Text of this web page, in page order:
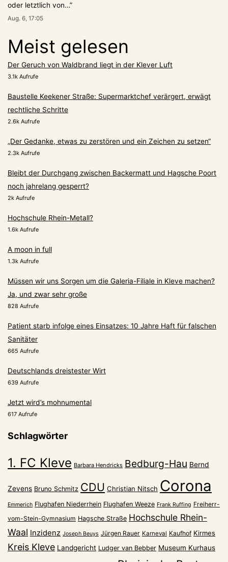
oder letztlich von…”
Aug. 6, 17:05
Meist gelesen
Der Geruch von Waldbrand liegt in der Klever Luft
3.1k Aufrufe
Baustelle Keekener Straße: Supermarktchef verärgert, erwägt
rechtliche Schritte
2.6k Aufrufe
„Der Gedanke, etwas zu zerstören und ein Zeichen zu setzen“
2.3k Aufrufe
Bleibt der Durchgang zwischen Backermatt und Hagsche Poort
noch jahrelang gesperrt?
2k Aufrufe
Hochschule Rhein-Metall?
1.6k Aufrufe
A moon in full
1.3k Aufrufe
Müssen wir uns Sorgen um die Galeria-Filiale in Kleve machen?
Ja, und zwar sehr große
828 Aufrufe
Patient starb infolge eines Einsatzes: 10 Jahre Haft für falschen
Sanitäter
665 Aufrufe
Deutschlands dreistester Wirt
639 Aufrufe
Jetzt wird’s mohnumental
617 Aufrufe
Schlagwörter
1. FC Kleve Barbara Hendricks Bedburg-Hau Bernd
Zevens Bruno Schmitz CDU Christian Nitsch Corona
Emmerich Flughafen Niederrhein Flughafen Weeze Frank Ruffing Freiherr-
vom-Stein-Gymnasium Hagsche Straße Hochschule Rhein-
Waal Inzidenz Joseph Beuys Jürgen Rauer Karneval Kaufhof Kirmes
Kreis Kleve Landgericht Ludger van Bebber Museum Kurhaus